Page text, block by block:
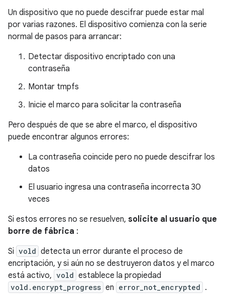
Un dispositivo que no puede descifrar puede estar mal
por varias razones. El dispositivo comienza con la serie
normal de pasos para arrancar:
Detectar dispositivo encriptado con una
contraseña
Montar tmpfs
Inicie el marco para solicitar la contraseña
Pero después de que se abre el marco, el dispositivo
puede encontrar algunos errores:
La contraseña coincide pero no puede descifrar los
datos
El usuario ingresa una contraseña incorrecta 30
veces
Si estos errores no se resuelven, solicite al usuario que
borre de fábrica :
Si vold detecta un error durante el proceso de
encriptación, y si aún no se destruyeron datos y el marco
está activo, vold establece la propiedad
vold.encrypt_progress en error_not_encrypted .